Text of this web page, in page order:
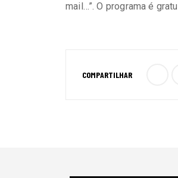
mail…”. O programa é
COMPARTILHAR